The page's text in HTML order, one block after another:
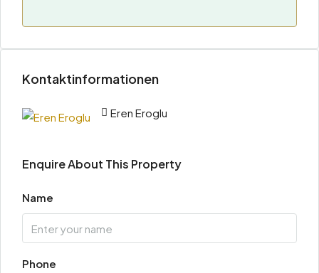
Kontaktinformationen
Eren Eroglu
Enquire About This Property
Name
Phone